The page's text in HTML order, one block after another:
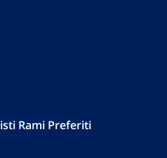
Rami Preferiti